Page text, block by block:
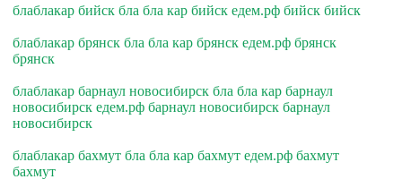
блаблакар бийск бла бла кар бийск едем.рф бийск бийск
блаблакар брянск бла бла кар брянск едем.рф брянск
брянск
блаблакар барнаул новосибирск бла бла кар барнаул
новосибирск едем.рф барнаул новосибирск барнаул
новосибирск
блаблакар бахмут бла бла кар бахмут едем.рф бахмут
бахмут